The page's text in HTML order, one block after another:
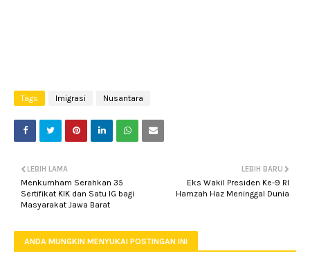
Tags Imigrasi Nusantara
LEBIH BARU
Eks Wakil Presiden Ke-9 RI
Hamzah Haz Meninggal Dunia
LEBIH LAMA
Menkumham Serahkan 35
Sertifikat KIK dan Satu IG bagi
Masyarakat Jawa Barat
ANDA MUNGKIN MENYUKAI POSTINGAN INI